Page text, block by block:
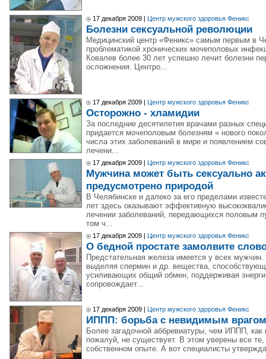
17 декабря 2009 | Центр мужского здоровья Феникс
Болезни сексуальной революции
Медицинский центр «Феникс» самым первым в
проблематикой хронических мочеполовых
Ковалев более 30 лет успешно лечит болезни
осложнения. Центро...
17 декабря 2009 | Центр мужского здоровья Феникс
Осторожно - хламидии
За последние десятилетия врачами разных
придается мочеполовым болезням « нового
числа этих заболеваний в мире и появлением
лечени...
17 декабря 2009 | Центр мужского здоровья Феникс
Мужчина может быть сексуально
предусмотрено природой
В Челябинске и далеко за его пределами
лет здесь оказывают эффективную
лечении заболеваний, передающихся половым
том ч...
17 декабря 2009 | Центр мужского здоровья Феникс
О бедной простате замолвите
Предстательная железа имеется у всех
выделяя спермин и др. вещества,
усиливающих общий обмен, поддерживая
сопровождает...
17 декабря 2009 | Центр мужского здоровья Феникс
ИППП: борьба с невидимым врагом
Более загадочной аббревиатуры, чем ИППП,
пожалуй, не существует. В этом уверены все
собственном опыте. А вот специалисты